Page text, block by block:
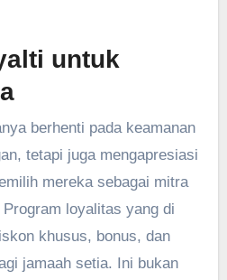
untuk
berhenti pada keamanan
tetapi juga mengapresiasi
mereka sebagai mitra
loyalitas yang di
khusus, bonus, dan
jamaah setia. Ini bukan